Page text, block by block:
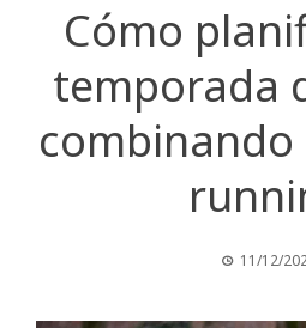
Cómo
temporada
combinando
11/12/